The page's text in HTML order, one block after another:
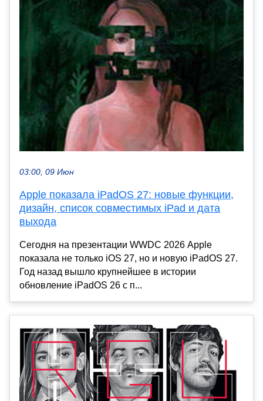
03:00, 09 Июн
Apple показала iPadOS 27: новые функции,
дизайн, список совместимых iPad и дата
выхода
Сегодня на презентации WWDC 2026 Apple
показала не только iOS 27, но и новую iPadOS 27.
Год назад вышло крупнейшее в истории
обновление iPadOS 26 с п...